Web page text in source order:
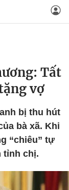
Tất
vợ
bị thu hút
bà xã. Khi
“chiêu” tự
tỉnh chị.